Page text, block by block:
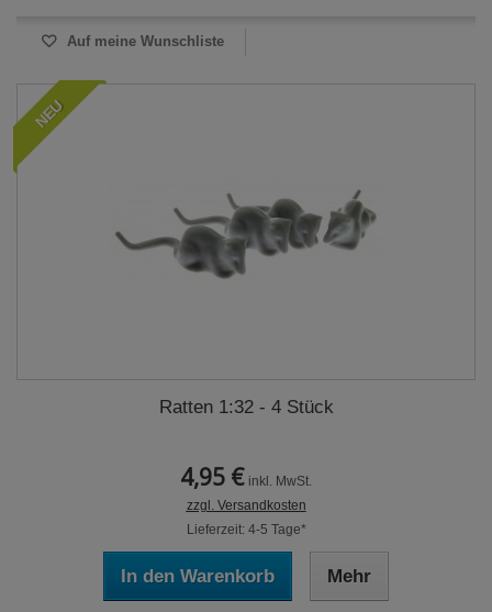
Auf meine Wunschliste
NEU
Ratten 1:32 - 4 Stück
4,95 € inkl. MwSt.
zzgl. Versandkosten
Lieferzeit: 4-5 Tage*
In den Warenkorb Mehr